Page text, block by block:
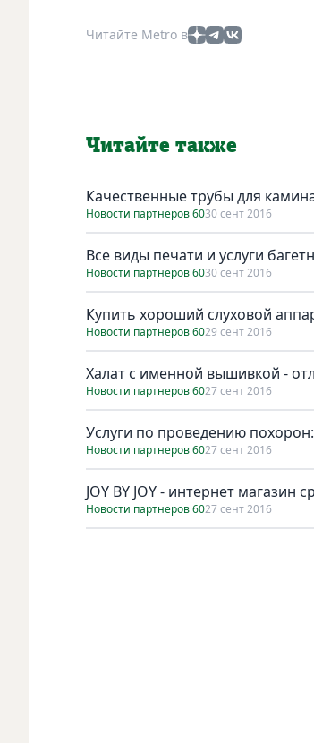
Читайте Metro в
Читайте также
Качественные трубы для
Новости партнеров 6030 сент 2016
Все виды печати и услуги
Новости партнеров 6030 сент 2016
Купить хороший слуховой
Новости партнеров 6029 сент 2016
Халат с именной вышивкой -
Новости партнеров 6027 сент 2016
Услуги по проведению
Новости партнеров 6027 сент 2016
JOY BY JOY - интернет магазин
Новости партнеров 6027 сент 2016